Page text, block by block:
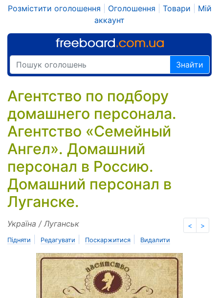
Розмістити оголошення Оголошення Товари
Мій
аккаунт
Знайти
Агентство по подбору
домашнего персонала.
Агентство «Семейный
Ангел». Домашний
персонал в Россию.
Домашний персонал в
Луганске.
< >
Україна / Луганськ
Підняти Редагувати Поскаржитися Видалити